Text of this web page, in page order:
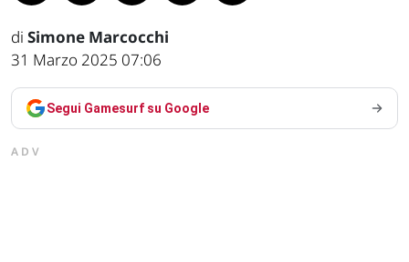
di Simone Marcocchi
31 Marzo 2025 07:06
Segui Gamesurf su Google
ADV